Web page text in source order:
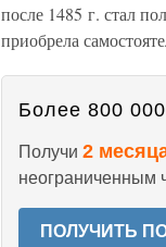
после 1485 г. стал
приобрела
Более 800 000
Получи 2
неограниченным
ПОЛУЧИТЬ